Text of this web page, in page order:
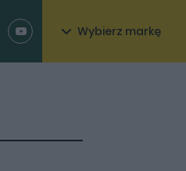
Wybierz markę